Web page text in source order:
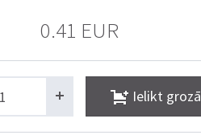
0.41 EUR
Ielikt grozā